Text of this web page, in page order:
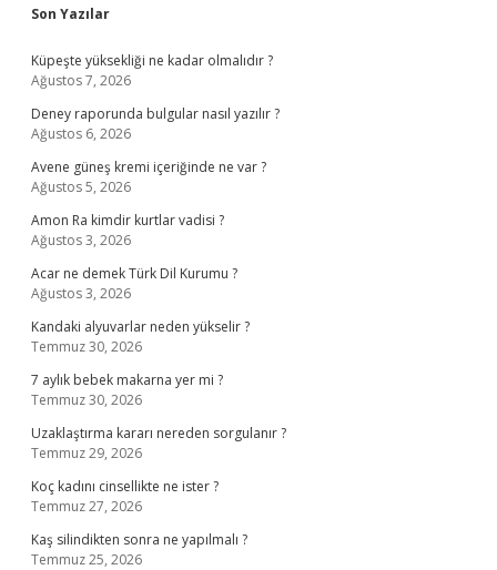
Sidebar
Son Yazılar
Küpeşte yüksekliği ne kadar olmalıdır ?
Ağustos 7, 2026
Deney raporunda bulgular nasıl yazılır ?
Ağustos 6, 2026
Avene güneş kremi içeriğinde ne var ?
Ağustos 5, 2026
Amon Ra kimdir kurtlar vadisi ?
Ağustos 3, 2026
Acar ne demek Türk Dil Kurumu ?
Ağustos 3, 2026
Kandaki alyuvarlar neden yükselir ?
Temmuz 30, 2026
7 aylık bebek makarna yer mi ?
Temmuz 30, 2026
Uzaklaştırma kararı nereden sorgulanır ?
Temmuz 29, 2026
Koç kadını cinsellikte ne ister ?
Temmuz 27, 2026
Kaş silindikten sonra ne yapılmalı ?
Temmuz 25, 2026